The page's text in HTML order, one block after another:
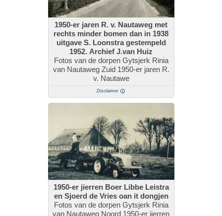
1950-er jaren R. v. Nautaweg met
rechts minder bomen dan in 1938
uitgave S. Loonstra gestempeld
1952. Archief J.van Huiz
Fotos van de dorpen Gytsjerk Rinia
van Nautaweg Zuid 1950-er jaren R.
v. Nautawe
Disclaimer
1950-er jierren Boer Libbe Leistra
en Sjoerd de Vries oan it dongjen
Fotos van de dorpen Gytsjerk Rinia
van Nautaweg Noord 1950-er jierren